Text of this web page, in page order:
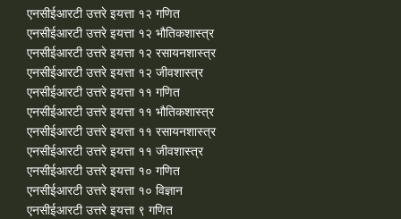
एनसीईआरटी उत्तरे इयत्ता १२ गणित
एनसीईआरटी उत्तरे इयत्ता १२ भौतिकशास्त्र
एनसीईआरटी उत्तरे इयत्ता १२ रसायनशास्त्र
एनसीईआरटी उत्तरे इयत्ता १२ जीवशास्त्र
एनसीईआरटी उत्तरे इयत्ता ११ गणित
एनसीईआरटी उत्तरे इयत्ता ११ भौतिकशास्त्र
एनसीईआरटी उत्तरे इयत्ता ११ रसायनशास्त्र
एनसीईआरटी उत्तरे इयत्ता ११ जीवशास्त्र
एनसीईआरटी उत्तरे इयत्ता १० गणित
एनसीईआरटी उत्तरे इयत्ता १० विज्ञान
एनसीईआरटी उत्तरे इयत्ता ९ गणित